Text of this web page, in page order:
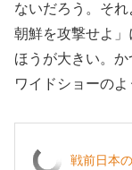
ないだろう。そ
朝鮮を攻撃せよ
ほうが大きい。
ワイドショーのよ
戦前日本